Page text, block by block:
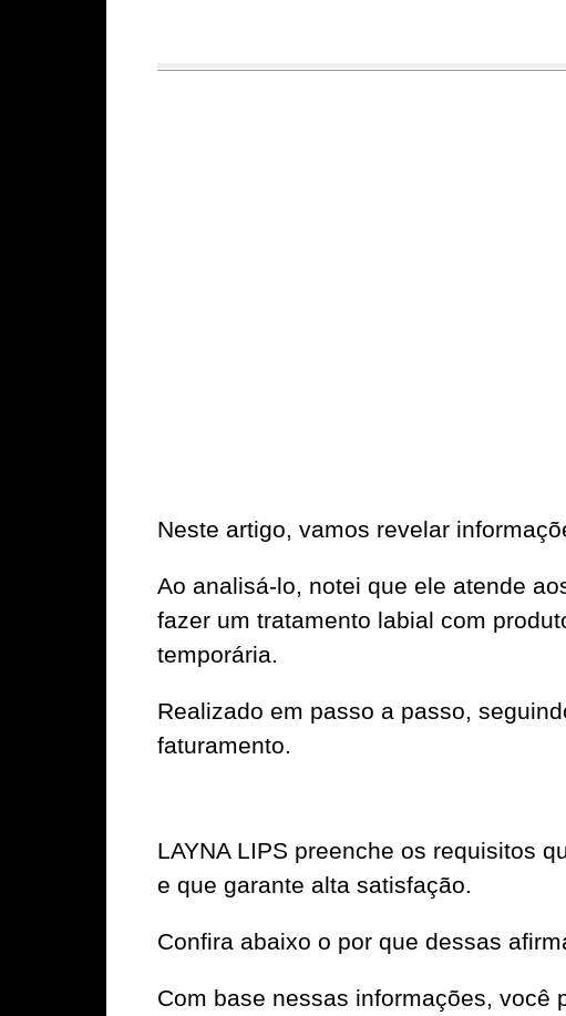
Neste artigo, vamos revelar
Ao analisá-lo, notei que ele atende
fazer um tratamento labial com
temporária.
Realizado em passo a passo,
faturamento.
LAYNA LIPS preenche os requisitos
e que garante alta satisfação.
Confira abaixo o por que dessas
Com base nessas informações, você